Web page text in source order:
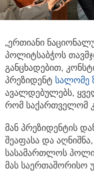
„ერთიანი
პოლიტსაბჭოს
განცხადებით,
პრეზიდენტ სალომე
ავალდებულებს,
რომ საქართველომ
მან პრეზიდენტის
შეაფასა და
სასამართლოს
მას საერთაშორისო